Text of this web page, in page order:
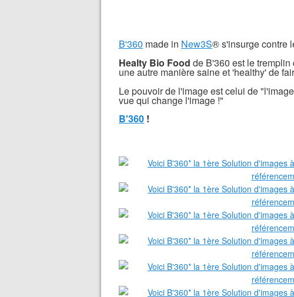
B'360 made in New3S® s'insurge contre
Healty Bio Food de B'360 est le
une autre manière saine et 'healthy' de
Le pouvoir de l'image est celui de
vue qui change l'image !"
B'360 !